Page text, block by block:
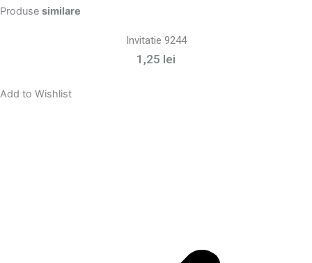
Produse similare
Invitatie 9244
1,25 lei
Add to Wishlist